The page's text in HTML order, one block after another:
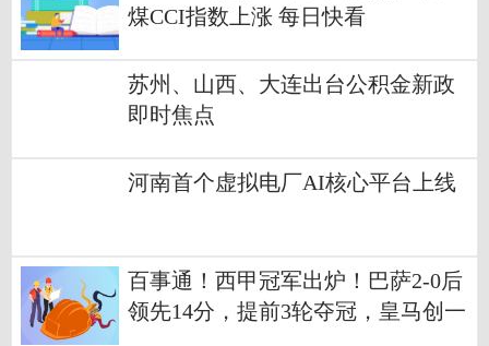
煤CCI指数上涨 每日快看
苏州、山西、大连出台公积金新政
即时焦点
河南首个虚拟电厂AI核心平台上线
百事通！西甲冠军出炉！巴萨2-0后
领先14分，提前3轮夺冠，皇马创一